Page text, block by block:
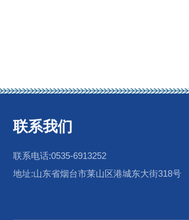
联系我们
联系电话:0535-6913252
地址:山东省烟台市莱山区港城东大街318号